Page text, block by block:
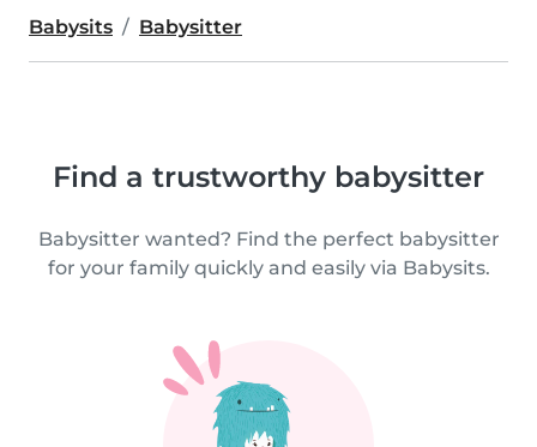
Babysits Babysitter
Find a trustworthy babysitter
Babysitter wanted? Find the perfect babysitter
for your family quickly and easily via Babysits.